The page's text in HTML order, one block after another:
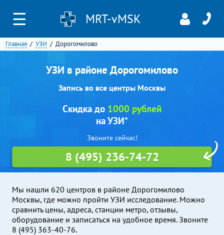
☰ MRT-vMSK
Главная УЗИ Дорогомилово
УЗИ в районе Дорогомилово
Запись во все центры Москвы
Мы нашли 620 центров в районе Дорогомилово
Москвы, где можно пройти УЗИ исследование. Можно
сравнить цены, адреса, станции метро, отзывы,
оборудование и записаться на удобное время. Звоните
8 (495) 363-40-76.
Скидка до 1000 рублей
на УЗИ*
Звоните сейчас!
8 (495) 236-74-72